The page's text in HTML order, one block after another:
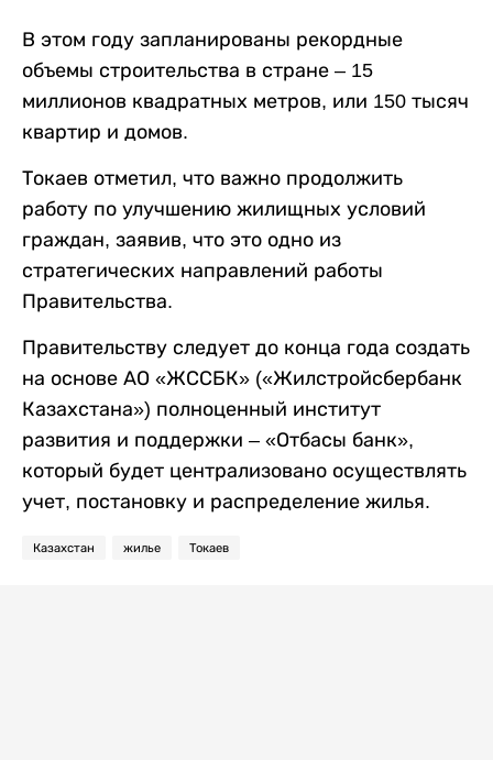
В этом году запланированы рекордные
объемы строительства в стране – 15
миллионов квадратных метров, или 150 тысяч
квартир и домов.
Токаев отметил, что важно продолжить
работу по улучшению жилищных условий
граждан, заявив, что это одно из
стратегических направлений работы
Правительства.
Правительству следует до конца года создать
на основе АО «ЖССБК» («Жилстройсбербанк
Казахстана») полноценный институт
развития и поддержки – «Отбасы банк»,
который будет централизовано осуществлять
учет, постановку и распределение жилья.
Казахстан жилье Токаев